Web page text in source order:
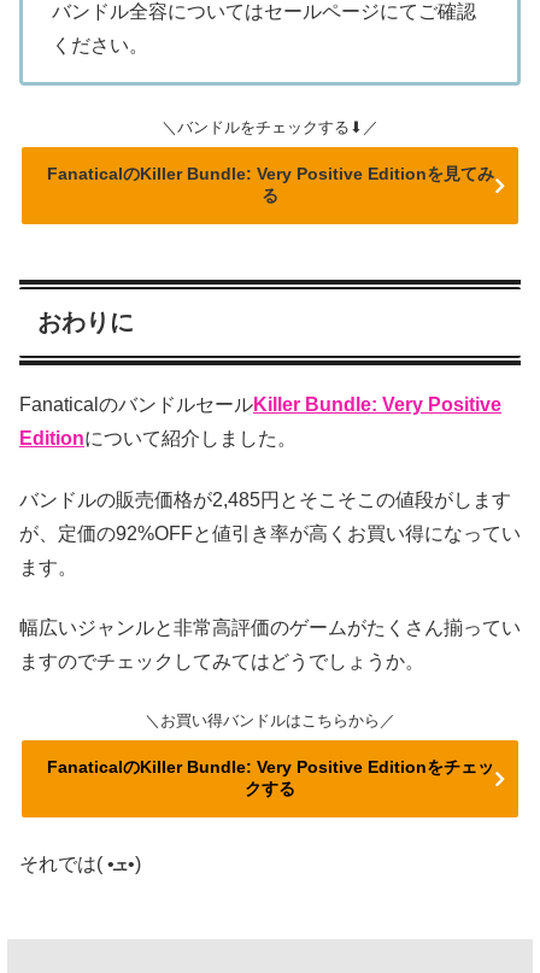
バンドル全容についてはセールページにてご確認
ください。
＼バンドルをチェックする⬇／
FanaticalのKiller Bundle: Very Positive Editionを見てみ
る
おわりに
FanaticalのバンドルセールKiller Bundle: Very Positive
Editionについて紹介しました。
バンドルの販売価格が2,485円とそこそこの値段がします
が、定価の92%OFFと値引き率が高くお買い得になってい
ます。
幅広いジャンルと非常高評価のゲームがたくさん揃ってい
ますのでチェックしてみてはどうでしょうか。
＼お買い得バンドルはこちらから／
FanaticalのKiller Bundle: Very Positive Editionをチェッ
クする
それでは( •ܫ•)